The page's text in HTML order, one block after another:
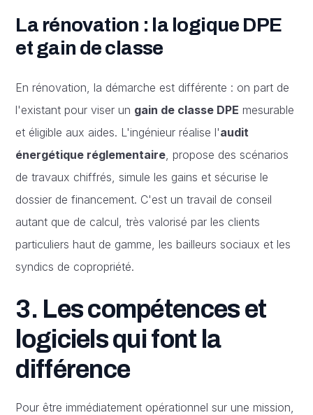
La rénovation : la logique DPE
et gain de classe
En rénovation, la démarche est différente : on part de
l'existant pour viser un gain de classe DPE mesurable
et éligible aux aides. L'ingénieur réalise l'audit
énergétique réglementaire , propose des scénarios
de travaux chiffrés, simule les gains et sécurise le
dossier de financement. C'est un travail de conseil
autant que de calcul, très valorisé par les clients
particuliers haut de gamme, les bailleurs sociaux et les
syndics de copropriété.
3. Les compétences et
logiciels qui font la
différence
Pour être immédiatement opérationnel sur une mission,